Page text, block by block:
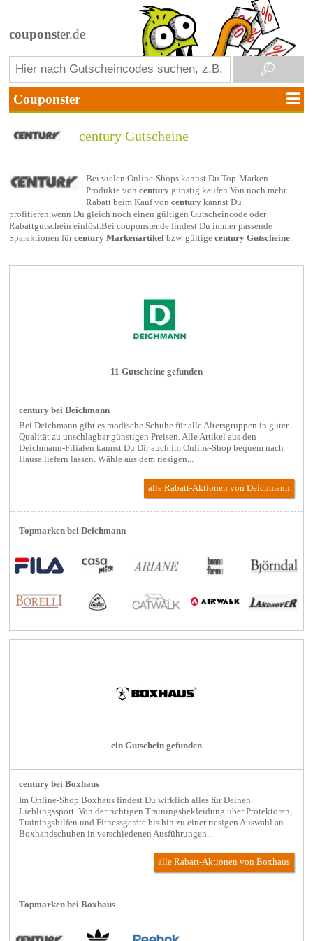
couponster.de
century Gutscheine
Bei vielen Online-Shops kannst Du Top-Marken-
Produkte von centurygünstig kaufen.Von noch mehr
Rabatt beim Kauf von centurykannst Du
profitieren,wenn Du gleich noch einen gültigen Gutscheincode oder
Rabattgutschein einlöst.Bei couponster.de findest Du immer passende
Sparaktionen fürcentury Markenartikelbzw. gültige century Gutscheine.
11 Gutscheine gefunden
century bei Deichmann
Bei Deichmann gibt es modische Schuhe für alle Altersgruppen in guter
Qualität zu unschlagbar günstigen Preisen. Alle Artikel aus den
Deichmann-Filialen kannst Du Dir auch im Online-Shop bequem nach
Hause liefern lassen. Wähle aus dem riesigen...
alle Rabatt-Aktionenvon Deichmann
Topmarken bei Deichmann
ein Gutschein gefunden
century bei Boxhaus
Im Online-Shop Boxhaus findest Du wirklich alles für Deinen
Lieblingssport. Von der richtigen Trainingsbekleidung über Protektoren,
Trainingshilfen und Fitnessgeräte bis hin zu einer riesigen Auswahl an
Boxhandschuhen in verschiedenen Ausführungen...
alle Rabatt-Aktionenvon Boxhaus
Topmarken bei Boxhaus